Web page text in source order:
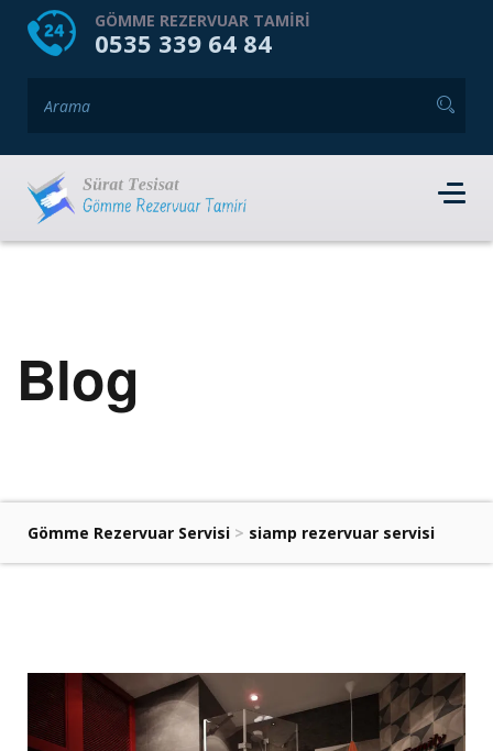
HOME HAKKIMIZDA
GÖMME REZERVUAR TAMIRI
0535 339 64 84
Blog
Gömme Rezervuar Servisi > siamp rezervuar servisi